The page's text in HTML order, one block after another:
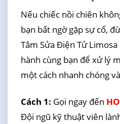
Nếu chiếc nồi chiên
bạn bất ngờ gặp sự cố,
Tâm Sửa Điện Tử
hành cùng bạn để xử lý
một cách nhanh chóng
Cách 1: Gọi ngay đến
Đội ngũ kỹ thuật viên